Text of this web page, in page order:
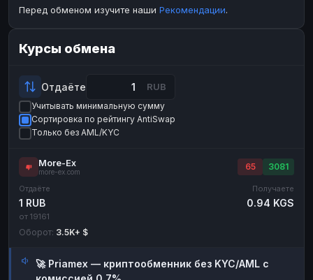
Payoneer USD
ЮMoney RUB
Payoneer
ЮMoney
БАЛАНСЫ КРИПТОБИРЖ
Binance
СБЕР
Альфа-Банк
Райффайзен
Т-Банк RUB
RUB
RUB
Т-Банк
Перед обменом изучите наши Рекомендации.
Курсы обмена
Отдаёте RUB
Учитывать минимальную сумму
Сортировка по рейтингу AntiSwap
Только без AML/KYC
More-Ex
more-ex.com
65 3081
Отдаёте
1 RUB
от 19161
Получаете
0.94 KGS
Оборот: 3.5K+ $
🚀 Priamex — криптообменник без KYC/AML с